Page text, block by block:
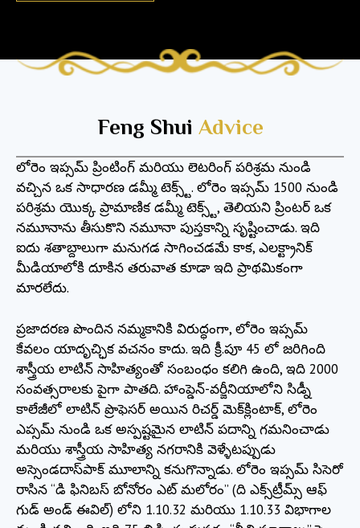
Feng Shui Advice
లోరెం ఇప్సమ్ ప్రింటింగ్ మరియు లెటరింగ్ పరిశ్రమ నుండి
వచ్చిన ఒక సాధారణ డమ్మీ టెక్స్ట్. లోరెం ఇప్సమ్ 1500 నుండి
పరిశ్రమ యొక్క ప్రామాణిక డమ్మీ టెక్స్ట్, తెలియని ప్రింటర్ ఒక
నమూనాను తీసుకొని నమూనా పుస్తకాన్ని సృష్టించాడు. ఇది
ఐదు శతాబ్దాలుగా మనుగడ సాగించడమే కాక, ఎలక్ట్రానిక్
మీడియాలోకి దూకిన తరువాత కూడా ఇది ప్రాథమికంగా
మారలేదు.
ప్రజాదరణ పొందిన నమ్మకానికి విరుద్ధంగా, లోరెం ఇప్సమ్
కేవలం యాదృచ్ఛిక వచనం కాదు. ఇది క్రీ.పూ 45 లో జరిగింది
శాస్త్రీయ లాటిన్ సాహిత్యంతో సంబంధం కలిగి ఉంది, ఇది 2000
సంవత్సరాలకు పైగా పాతది. హాంప్డెన్-వర్జీనియాలోని సిడ్నీ
కాలేజీలో లాటిన్ ప్రొఫెసర్ అయిన రిచర్డ్ మెక్‌క్లింటాక్, లోరెం
ఎప్సమ్ నుండి ఒక అస్పష్టమైన లాటిన్ పదాన్ని గమనించాడు
మరియు శాస్త్రీయ సాహిత్య నగరానికి వెళ్ళేటప్పుడు
అస్సెండదాస్‌పాక్ మూలాన్ని కనుగొన్నాడు. లోరెం ఇప్సమ్ సిసెరో
రాసిన “డి ఫినిబస్ బోనోరం ఎట్ మలోరం” (ది ఎక్స్‌ట్రీమ్స్ ఆఫ్
గుడ్ అండ్ ఈవిల్) లోని 1.10.32 మరియు 1.10.33 విభాగాల